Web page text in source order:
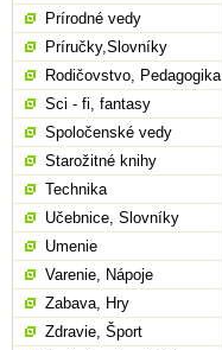
Prírodné vedy
Príručky,Slovníky
Rodičovstvo, Pedagogika
Sci - fi, fantasy
Spoločenské vedy
Starožitné knihy
Technika
Učebnice, Slovníky
Umenie
Varenie, Nápoje
Zabava, Hry
Zdravie, Šport